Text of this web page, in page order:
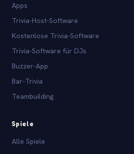
Apps
Trivia-Host-Software
Kostenlose Trivia-Software
Trivia-Software für DJs
Buzzer-App
Bar-Trivia
Teambuilding
Spiele
Alle Spiele